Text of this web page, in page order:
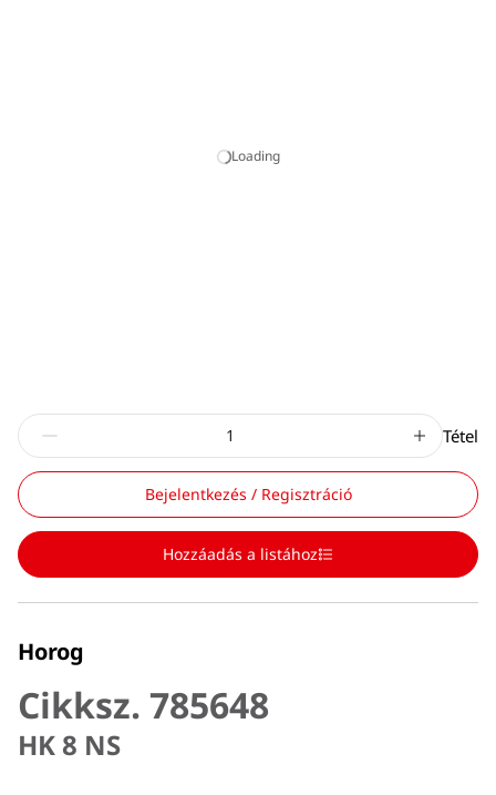
Loading
Tétel
Bejelentkezés / Regisztráció
Hozzáadás a listához
Horog
Cikksz. 785648
HK 8 NS